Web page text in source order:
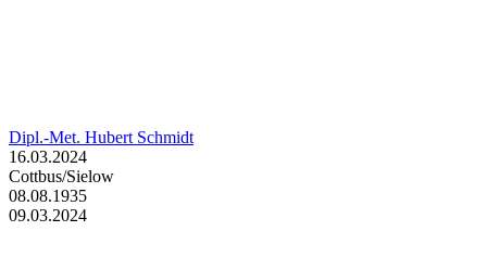
Dipl.-Met. Hubert Schmidt
16.03.2024
Cottbus/Sielow
08.08.1935
09.03.2024